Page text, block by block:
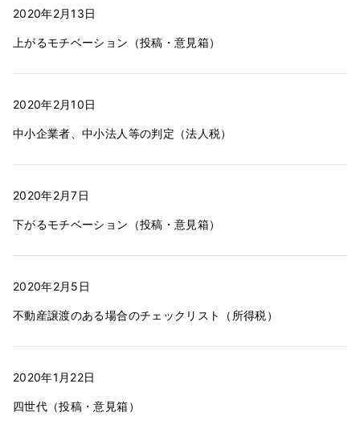
2020年2月13日
上がるモチベーション（投稿・意見箱）
2020年2月10日
中小企業者、中小法人等の判定（法人税）
2020年2月7日
下がるモチベーション（投稿・意見箱）
2020年2月5日
不動産譲渡のある場合のチェックリスト（所得税）
2020年1月22日
四世代（投稿・意見箱）